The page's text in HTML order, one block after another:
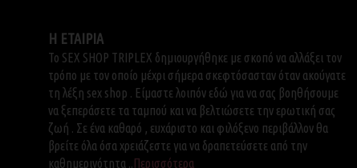
Η ΕΤΑΙΡΙΑ
Το SEX SHOP TRIPLEX δημιουργήθηκε με σκοπό να αλλάξει τον
τρόπο με τον οποίο μέχρι σήμερα σκεφτόσασταν όταν ακούγατε
τη λέξη sex shop . Είμαστε λοιπόν εδώ για να σας βοηθήσουμε
να ξεπεράσετε τα ταμπού και να βελτιώσετε την ερωτική σας
ζωή . Σε ένα καθαρό , ευχάριστο και φιλόξενο περιβάλλον θα
βρείτε όλα όσα χρειάζεστε για να δραπετεύσετε από την
καθημερινότητα .. Περισσότερα